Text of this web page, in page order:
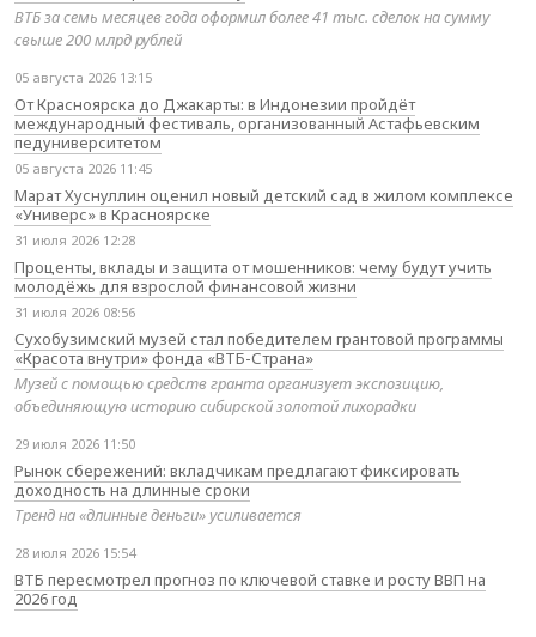
ВТБ за семь месяцев года оформил более 41 тыс. сделок на сумму
свыше 200 млрд рублей
05 августа 2026 13:15
От Красноярска до Джакарты: в Индонезии пройдёт
международный фестиваль, организованный Астафьевским
педуниверситетом
05 августа 2026 11:45
Марат Хуснуллин оценил новый детский сад в жилом комплексе
«Универс» в Красноярске
31 июля 2026 12:28
Проценты, вклады и защита от мошенников: чему будут учить
молодёжь для взрослой финансовой жизни
31 июля 2026 08:56
Сухобузимский музей стал победителем грантовой программы
«Красота внутри» фонда «ВТБ-Страна»
Музей с помощью средств гранта организует экспозицию,
объединяющую историю сибирской золотой лихорадки
29 июля 2026 11:50
Рынок сбережений: вкладчикам предлагают фиксировать
доходность на длинные сроки
Тренд на «длинные деньги» усиливается
28 июля 2026 15:54
ВТБ пересмотрел прогноз по ключевой ставке и росту ВВП на
2026 год